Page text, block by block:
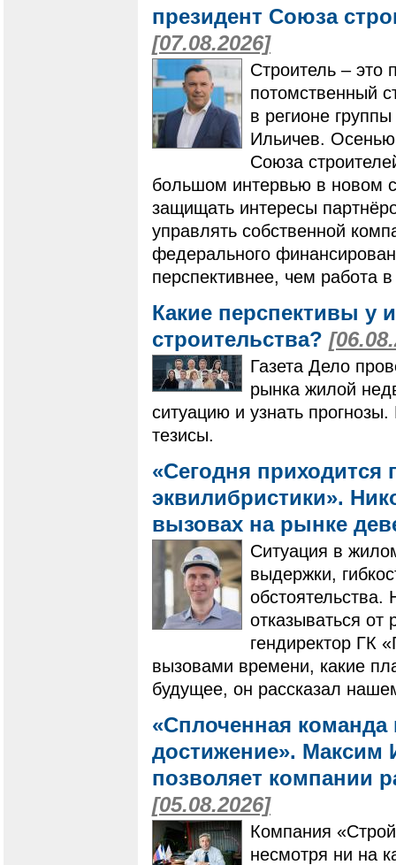
президент Союза
[07.08.2026]
Строитель – это
потомственный
в регионе
Ильичев.
Союза
большом интервью в новом
защищать интересы
управлять собственной
федерального
перспективнее, чем работа в
Какие перспективы у
строительства?
Газета Дело
рынка жилой
ситуацию и узнать
тезисы.
«Сегодня приходится
эквилибристики».
вызовах на рынке
Ситуация в
выдержки,
обстоятельства.
отказываться от
гендиректор ГК
вызовами времени, какие
будущее, он рассказал
«Сплоченная
достижение». Максим
позволяет компании
[05.08.2026]
Компания
несмотря ни на